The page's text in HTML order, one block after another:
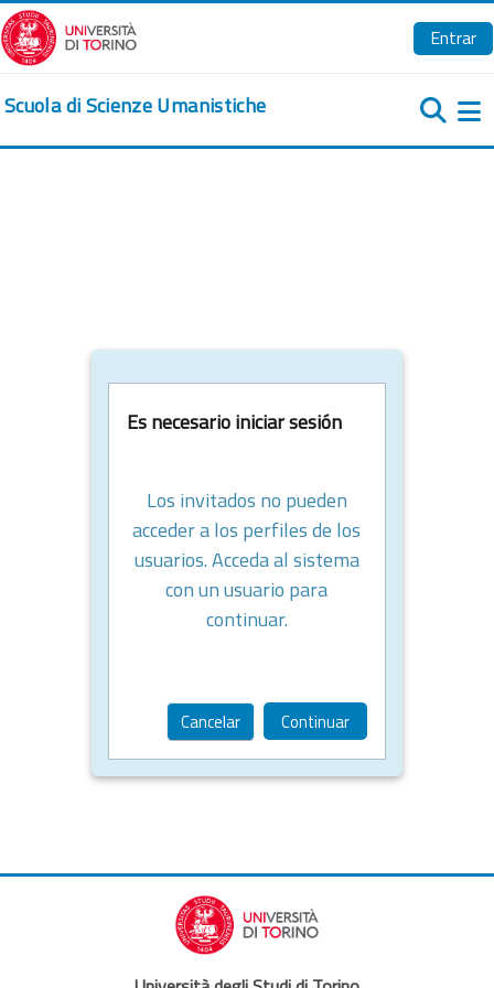
Salta al contenido principal
Entrar
Scuola di Scienze Umanistiche
Es necesario iniciar sesión
Los invitados no pueden
acceder a los perfiles de los
usuarios. Acceda al sistema
con un usuario para
continuar.
Cancelar Continuar